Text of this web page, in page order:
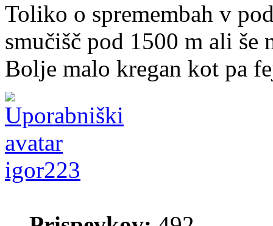
Toliko o spremembah v
smučišč pod 1500 m ali še
Bolje malo kregan kot pa
igor223